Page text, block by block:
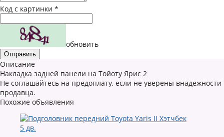
Код с картинки *
обновить
Описание
Накладка задней панели на Тойоту Ярис 2
Не соглашайтесь на предоплату, если не уверены внадежности
продавца.
Похожие объявления